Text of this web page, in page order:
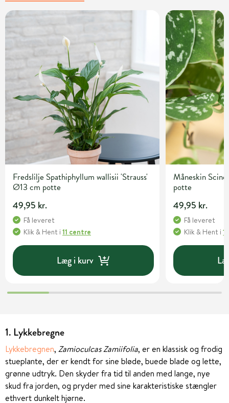
Fredslilje Spathiphyllum wallisii 'Strauss'
Ø13 cm potte
49,95 kr.
Få leveret
Klik & Hent i 11 centre
Læg i kurv
Måneskin
potte
49,95 kr.
Få leveret
Klik & Hent i
1. Lykkebregne
Lykkebregnen, Zamioculcas Zamiifolia, er en klassisk og frodig
stueplante, der er kendt for sine bløde, buede blade og lette,
grønne udtryk. Den skyder fra tid til anden med lange, nye
skud fra jorden, og pryder med sine karakteristiske stængler
ethvert dunkelt hjørne.